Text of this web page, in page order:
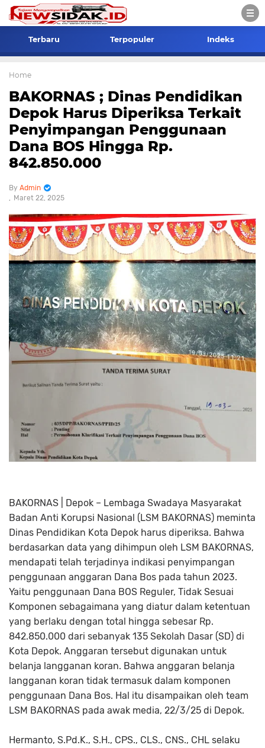
Terbaru Terpopuler Indeks
Home
BAKORNAS ; Dinas Pendidikan
Depok Harus Diperiksa Terkait
Penyimpangan Penggunaan
Dana BOS Hingga Rp.
842.850.000
Admin
Maret 22, 2025
BAKORNAS | Depok – Lembaga Swadaya Masyarakat
Badan Anti Korupsi Nasional (LSM BAKORNAS) meminta
Dinas Pendidikan Kota Depok harus diperiksa. Bahwa
berdasarkan data yang dihimpun oleh LSM BAKORNAS,
mendapati telah terjadinya indikasi penyimpangan
penggunaan anggaran Dana Bos pada tahun 2023.
Yaitu penggunaan Dana BOS Reguler, Tidak Sesuai
Komponen sebagaimana yang diatur dalam ketentuan
yang berlaku dengan total hingga sebesar Rp.
842.850.000 dari sebanyak 135 Sekolah Dasar (SD) di
Kota Depok. Anggaran tersebut digunakan untuk
belanja langganan koran. Bahwa anggaran belanja
langganan koran tidak termasuk dalam komponen
penggunaan Dana Bos. Hal itu disampaikan oleh team
LSM BAKORNAS pada awak media, 22/3/25 di Depok.
Hermanto, S.Pd.K., S.H., CPS., CLS., CNS., CHL selaku